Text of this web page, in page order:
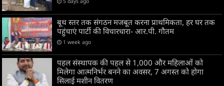
बूथ स्तर तक संगठन मजबूत करना प्राथमिकता, हर घर तक
पहुंचाएं पार्टी की विचारधारा- आर.पी. गौतम
1 week ago
पहल संस्थापक की पहल से 1,000 और महिलाओं को
मिलेगा आत्मनिर्भर बनने का अवसर, 7 अगस्त को होगा
सिलाई मशीन वितरण